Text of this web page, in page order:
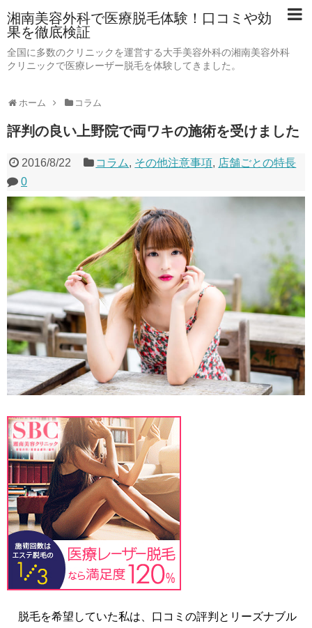
湘南美容外科で医療脱毛体験！口コミや効
果を徹底検証
全国に多数のクリニックを運営する大手美容外科の湘南美容外科
クリニックで医療レーザー脱毛を体験してきました。
ホーム コラム
評判の良い上野院で両ワキの施術を受けました
2016/8/22 コラム, その他注意事項, 店舗ごとの特長
0
脱毛を希望していた私は、口コミの評判とリーズナブル